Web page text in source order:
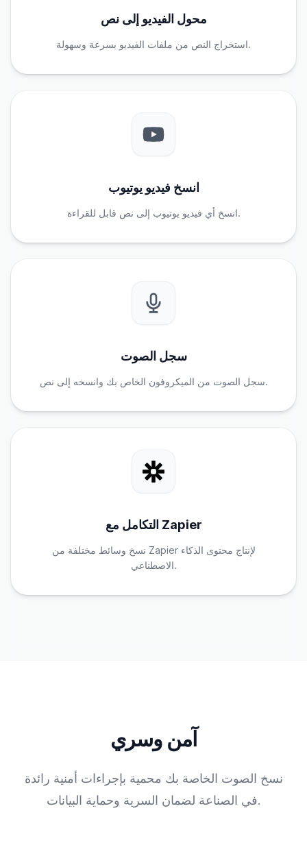
محول الفيديو إلى نص
استخراج النص من ملفات الفيديو بسرعة وسهولة.
انسخ فيديو يوتيوب
انسخ أي فيديو يوتيوب إلى نص قابل للقراءة.
سجل الصوت
سجل الصوت من الميكروفون الخاص بك وانسخه إلى نص.
التكامل مع Zapier
نسخ وسائط مختلفة من Zapier لإنتاج محتوى الذكاء
الاصطناعي.
آمن وسري
نسخ الصوت الخاصة بك محمية بإجراءات أمنية رائدة
في الصناعة لضمان السرية وحماية البيانات.